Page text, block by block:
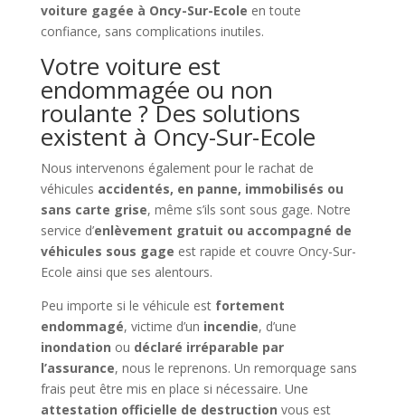
voiture gagée à Oncy-Sur-Ecole en toute
confiance, sans complications inutiles.
Votre voiture est
endommagée ou non
roulante ? Des solutions
existent à Oncy-Sur-Ecole
Nous intervenons également pour le rachat de
véhicules accidentés, en panne, immobilisés ou
sans carte grise, même s’ils sont sous gage. Notre
service d’enlèvement gratuit ou accompagné de
véhicules sous gage est rapide et couvre Oncy-Sur-
Ecole ainsi que ses alentours.
Peu importe si le véhicule est fortement
endommagé, victime d’un incendie, d’une
inondation ou déclaré irréparable par
l’assurance, nous le reprenons. Un remorquage sans
frais peut être mis en place si nécessaire. Une
attestation officielle de destruction vous est